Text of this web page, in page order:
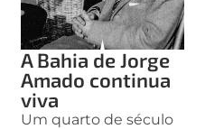
A Bahia de Jorge
Amado continua
viva
Um quarto de século